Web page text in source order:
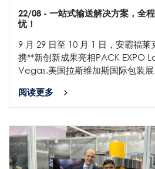
22/08 - 一站式输送解决方案，全
忧！
9 月 29 日至 10 月 1 日，安霸福莱
携**新创新成果亮相PACK EXPO
Vegas.美国拉斯维加斯国际包装展
阅读更多